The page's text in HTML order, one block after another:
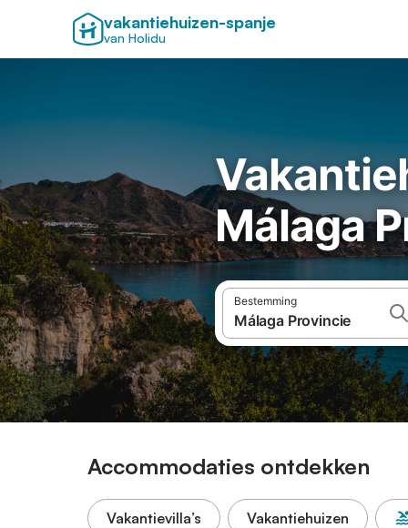
vakantiehuizen-spanje
van Holidu
Málaga
Bestemming
Accommodaties ontdekken
Vakantievilla’s Vakantiehuizen